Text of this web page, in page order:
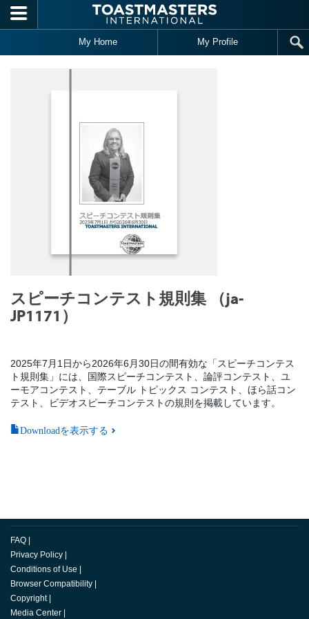
Skip to main content
My Home My Profile
スピーチコンテスト規則集 （ja-
JP1171）
2025年7月1日から2026年6月30日の間有効な「スピーチコンテス
ト規則集」には、国際スピーチコンテスト、論評コンテスト、ユ
ーモアコンテスト、テーブル トピックス コンテスト、ほら話コン
テスト、ビデオスピーチコンテストの規則を掲載しています。
Downloadを表示する
FAQ
Privacy Policy
Conditions of Use
Browser Compatibility
Copyright
Media Center